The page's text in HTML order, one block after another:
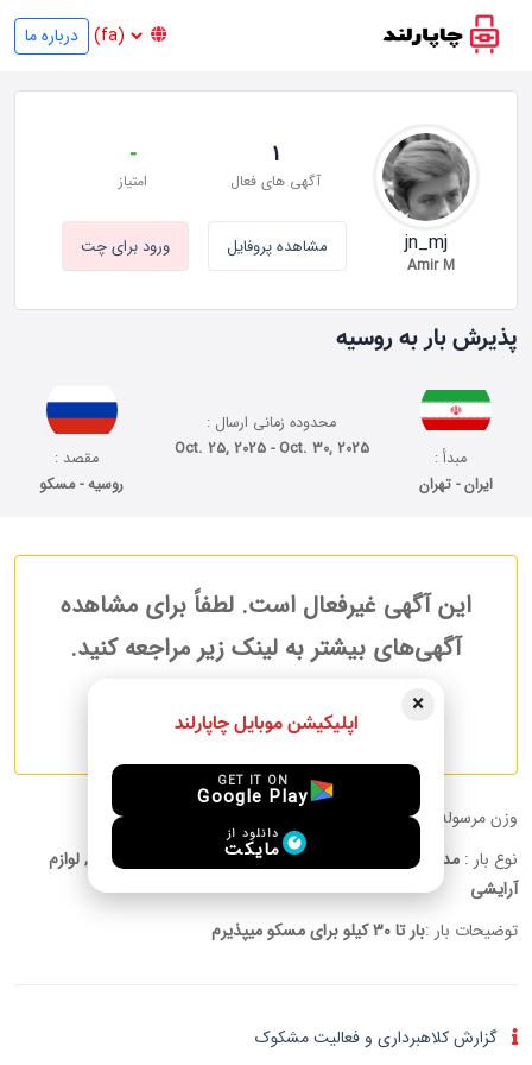
درباره ما
پذیرش بار به روسیه
مبدأ :
ایران - تهران
محدوده زمانی ارسال :
Oct. 25, 2025 - Oct. 30, 2025
مقصد :
روسیه - مسکو
jn_mj
Amir M
1
آگهی های فعال
-
امتیاز
مشاهده پروفایل ورود برای چت
این آگهی غیرفعال است. لطفاً برای مشاهده
آگهی‌های بیشتر به لینک زیر مراجعه کنید.
آگهی های بیشتر مرسولات
وزن مرسوله :
30.00 kg
نوع بار : مدارک, دخانیات, پوشاک, پت, دارو, لوازم الکترونیکی, دیگر, لوازم
آرایشی
توضیحات بار :بار تا 30 کیلو برای مسکو میپذیرم
گزارش کلاهبرداری و فعالیت مشکوک
×
اپلیکیشن موبایل چاپارلند
GET IT ON
Google Play
دانلود از
مایکت